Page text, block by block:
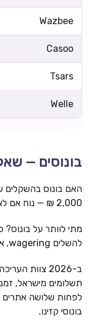
Wazbee
Casoo
Tsars
Welle
בונוסים —
2,000 ₪ — נוח אם לא רוצים המרה. בדקו עמלת בנק בכל מקרה.
מתי לוותר על
להשלים wagering, או כשתנאים לא שקופים.
ב-2026 צוות
תשלומים מישראל,
לפחות שלושה
בונוסי קזינו.